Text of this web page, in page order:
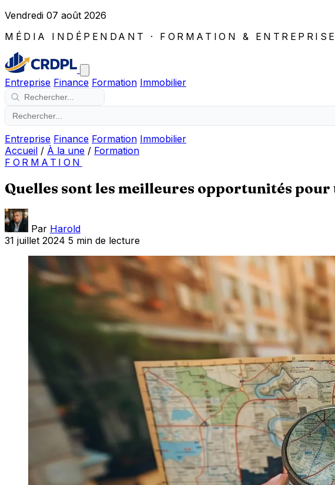
Vendredi 07 août 2026
MÉDIA INDÉPENDANT · FORMATION & ENTREPRISE
Entreprise Finance Formation Immobilier
Entreprise Finance Formation Immobilier
Accueil / À la une / Formation
FORMATION
Quelles sont les meilleures opportunités
Par Harold
31 juillet 2024 5 min de lecture